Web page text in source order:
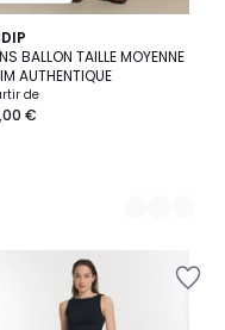
BALLON TAILLE MOYENNE
AUTHENTIQUE
de
€